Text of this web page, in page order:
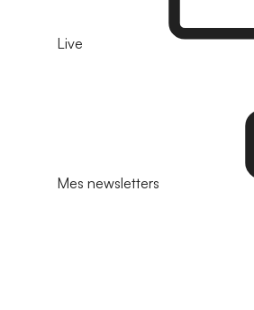
Live
Mes newsletters